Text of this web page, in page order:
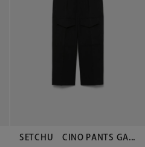
SETCHU CINO PANTS GA...